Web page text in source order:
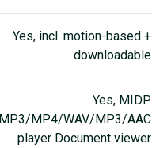
Yes, incl. motion-based +
downloadable
Yes, MIDP
MP4/WAV/MP3/AAC
player Document viewer